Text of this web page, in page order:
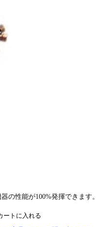
の性能が100%発揮できます。